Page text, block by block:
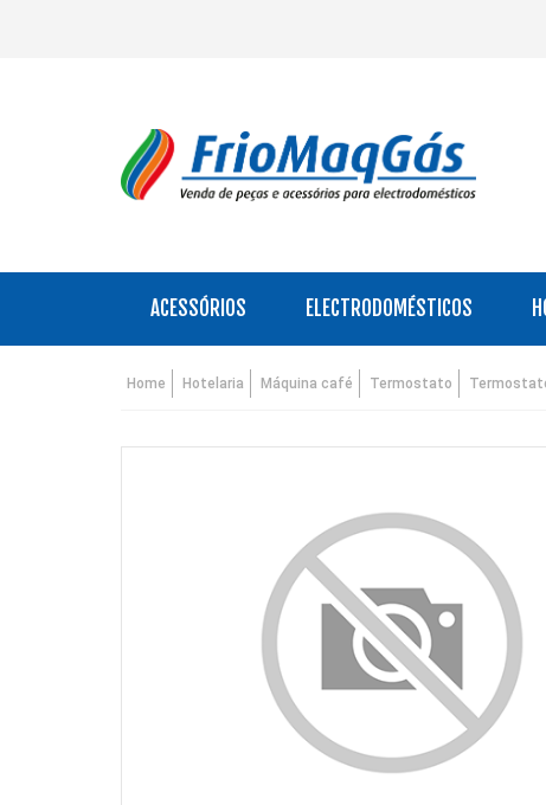
ACESSÓRIOS ELECTRODOMÉSTICOS
Home Hotelaria Máquina café Termostato